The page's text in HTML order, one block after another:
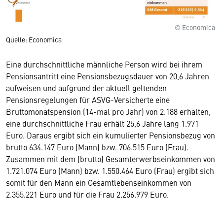
© Economica
Quelle: Economica
Eine durchschnittliche männliche Person wird bei ihrem
Pensionsantritt eine Pensionsbezugsdauer von 20,6 Jahren
aufweisen und aufgrund der aktuell geltenden
Pensionsregelungen für ASVG-Versicherte eine
Bruttomonatspension (14-mal pro Jahr) von 2.188 erhalten,
eine durchschnittliche Frau erhält 25,6 Jahre lang 1.971
Euro. Daraus ergibt sich ein kumulierter Pensionsbezug von
brutto 634.147 Euro (Mann) bzw. 706.515 Euro (Frau).
Zusammen mit dem (brutto) Gesamterwerbseinkommen von
1.721.074 Euro (Mann) bzw. 1.550.464 Euro (Frau) ergibt sich
somit für den Mann ein Gesamtlebenseinkommen von
2.355.221 Euro und für die Frau 2.256.979 Euro.